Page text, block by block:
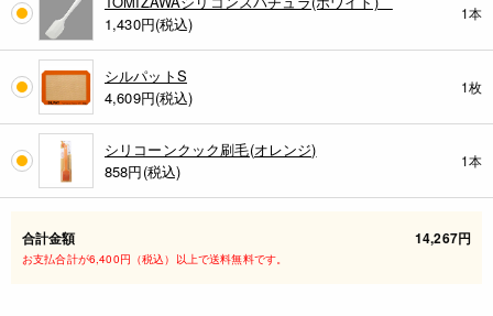
1,430円(税込)
1本
シルパットS
4,609円(税込)
1枚
シリコーンクック刷毛(オレンジ)
858円(税込)
1本
合計金額 14,267円
お支払合計が6,400円（税込）以上で送料無料です。